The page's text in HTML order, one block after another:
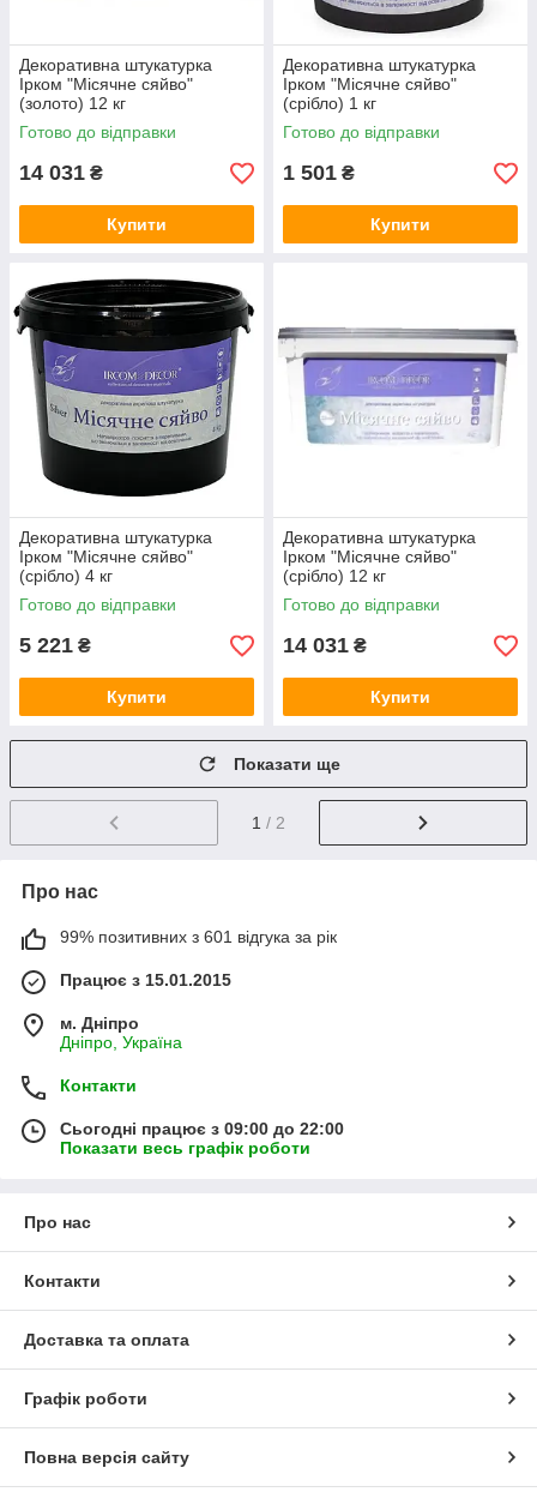
Декоративна штукатурка
Ірком "Місячне сяйво"
(золото) 12 кг
Готово до відправки
14 031 ₴
Купити
Декоративна штукатурка
Ірком "Місячне сяйво"
(срібло) 1 кг
Готово до відправки
1 501 ₴
Купити
Декоративна штукатурка
Ірком "Місячне сяйво"
(срібло) 4 кг
Готово до відправки
5 221 ₴
Купити
Декоративна штукатурка
Ірком "Місячне сяйво"
(срібло) 12 кг
Готово до відправки
14 031 ₴
Купити
Показати ще
1 / 2
Про нас
99% позитивних з 601 відгука за рік
Працює з 15.01.2015
м. Дніпро
Дніпро, Україна
Контакти
Сьогодні працює з 09:00 до 22:00
Показати весь графік роботи
Про нас
Контакти
Доставка та оплата
Графік роботи
Повна версія сайту